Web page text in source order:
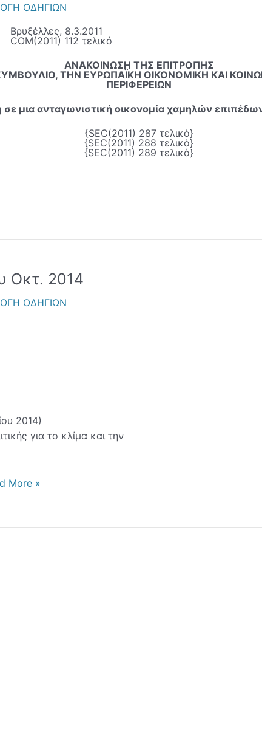
ΟΔΗΓΙΩΝ
Βρυξέλλες, 8.3.2011
COM(2011) 112 τελικό
ΑΝΑΚΟΙΝΩΣΗ ΤΗΣ ΕΠΙΤΡΟΠΗΣ
ΤΗΝ ΕΥΡΩΠΑΪΚΗ ΟΙΚΟΝΟΜΙΚΗ ΚΑΙ
ΠΕΡΙΦΕΡΕΙΩΝ
σε μια ανταγωνιστική οικονομία χαμηλών
{SEC(2011) 287 τελικό}
{SEC(2011) 288 τελικό}
{SEC(2011) 289 τελικό}
Οκτ. 2014
ΟΔΗΓΙΩΝ
2014)
για το κλίμα και την
More »